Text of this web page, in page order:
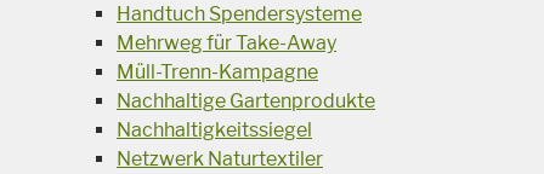
Handtuch Spendersysteme
Mehrweg für Take-Away
Müll-Trenn-Kampagne
Nachhaltige Gartenprodukte
Nachhaltigkeitssiegel
Netzwerk Naturtextiler